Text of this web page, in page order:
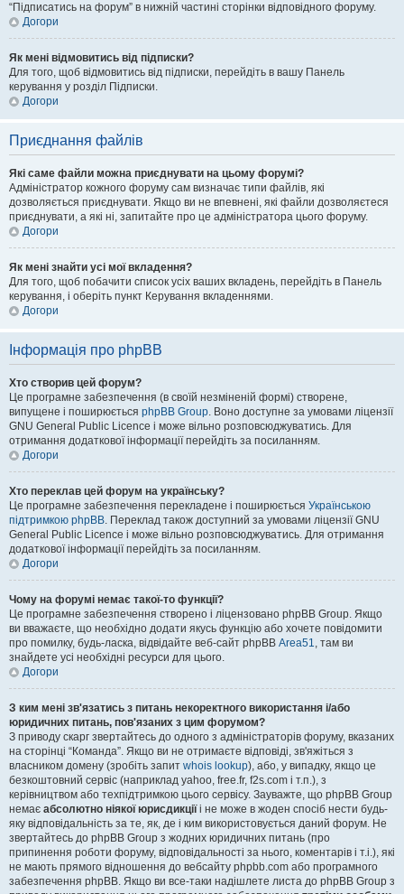
“Підписатись на форум” в нижній частині сторінки відповідного форуму.
Догори
Як мені відмовитись від підписки?
Для того, щоб відмовитись від підписки, перейдіть в вашу Панель
керування у розділ Підписки.
Догори
Приєднання файлів
Які саме файли можна приєднувати на цьому форумі?
Адміністратор кожного форуму сам визначає типи файлів, які
дозволяється приєднувати. Якщо ви не впевнені, які файли дозволяєтеся
приєднувати, а які ні, запитайте про це адміністратора цього форуму.
Догори
Як мені знайти усі мої вкладення?
Для того, щоб побачити список усіх ваших вкладень, перейдіть в Панель
керування, і оберіть пункт Керування вкладеннями.
Догори
Інформація про phpBB
Хто створив цей форум?
Це програмне забезпечення (в своїй незміненій формі) створене,
випущене і поширюється phpBB Group. Воно доступне за умовами ліцензії
GNU General Public Licence і може вільно розповсюджуватись. Для
отримання додаткової інформації перейдіть за посиланням.
Догори
Хто переклав цей форум на українську?
Це програмне забезпечення перекладене і поширюється Українською
підтримкою phpBB. Переклад також доступний за умовами ліцензії GNU
General Public Licence і може вільно розповсюджуватись. Для отримання
додаткової інформації перейдіть за посиланням.
Догори
Чому на форумі немає такої-то функції?
Це програмне забезпечення створено і ліцензовано phpBB Group. Якщо
ви вважаєте, що необхідно додати якусь функцію або хочете повідомити
про помилку, будь-ласка, відвідайте веб-сайт phpBB Area51, там ви
знайдете усі необхідні ресурси для цього.
Догори
З ким мені зв'язатись з питань некоректного використання і/або
юридичних питань, пов'язаних з цим форумом?
З приводу скарг звертайтесь до одного з адміністраторів форуму, вказаних
на сторінці “Команда”. Якщо ви не отримаєте відповіді, зв'яжіться з
власником домену (зробіть запит whois lookup), або, у випадку, якщо це
безкоштовний сервіс (наприклад yahoo, free.fr, f2s.com і т.п.), з
керівництвом або техпідтримкою цього сервісу. Зауважте, що phpBB Group
немає абсолютно ніякої юрисдикціїі не може в жоден спосіб нести будь-
яку відповідальність за те, як, де і ким використовується даний форум. Не
звертайтесь до phpBB Group з жодних юридичних питань (про
припинення роботи форуму, відповідальності за нього, коментарів і т.і.), які
не мають прямого відношення до вебсайту phpbb.com або програмного
забезпечення phpBB. Якщо ви все-таки надішлете листа до phpBB Group з